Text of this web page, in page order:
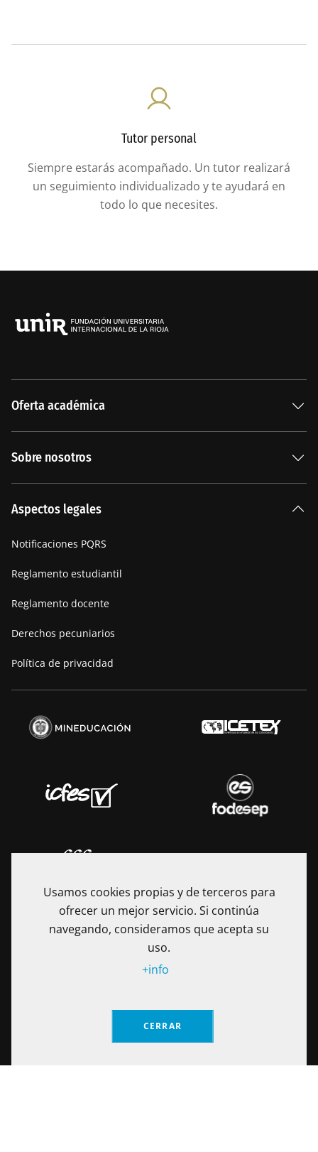
Tutor personal
Siempre estarás acompañado. Un tutor realizará
un seguimiento individualizado y te ayudará en
todo lo que necesites.
Oferta académica
Sobre nosotros
Manifiesto
Aspectos legales
Notificaciones PQRS
Reglamento estudiantil
Reglamento docente
Derechos pecuniarios
Política de privacidad
La Fundación Universitaria Internacional de La Rioja - UNIR es
inspección y vigilancia del Ministerio de Educación Nacional
de Colombia. Reconocimiento de personería jurídica
mediante Resolución No. 13130 del 7 de julio de 2017
Usamos cookies propias y de terceros para
ofrecer un mejor servicio. Si continúa
navegando, consideramos que acepta su
uso.
CERRAR
+info